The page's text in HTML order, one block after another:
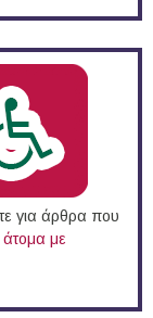
για άρθρα που
άτομα με